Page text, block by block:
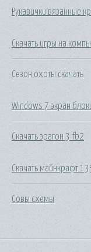
Рукавички вязанные
Скачать игры на
Сезон охоты скачать
Windows 7 экран
Скачать эрагон 3 fb2
Скачать майнкрафт
Совы схемы